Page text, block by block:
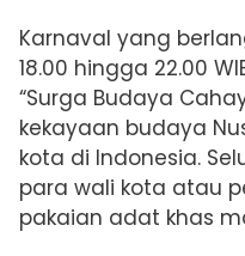
Karnaval yang
18.00 hingga 22.00
“Surga Budaya
kekayaan budaya
kota di Indonesia.
para wali kota atau
pakaian adat khas